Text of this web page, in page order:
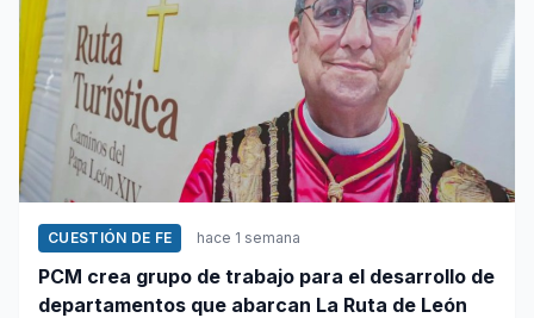
CUESTIÓN DE FE hace 1 semana
PCM crea grupo de trabajo para el desarrollo de
departamentos que abarcan La Ruta de León